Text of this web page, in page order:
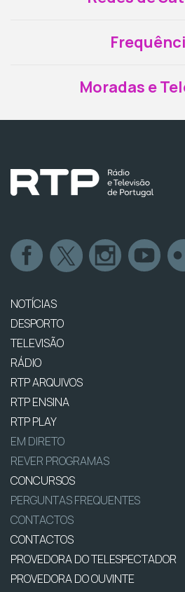
Moradas e
NOTÍCIAS
DESPORTO
TELEVISÃO
RÁDIO
RTP ARQUIVOS
RTP ENSINA
RTP PLAY
EM DIRETO
REVER PROGRAMAS
CONCURSOS
PERGUNTAS FREQUENTES
CONTACTOS
CONTACTOS
PROVEDORA DO TELESPECTADOR
PROVEDORA DO OUVINTE